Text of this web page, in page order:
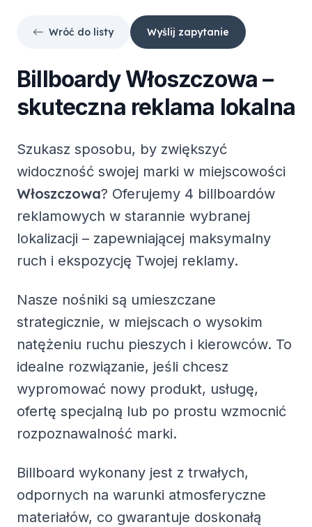
Wróć do listy Wyślij zapytanie
BillboardyWłoszczowa –
skuteczna reklama lokalna
Szukasz sposobu, by zwiększyć
widoczność swojej marki w miejscowości
Włoszczowa? Oferujemy 4 billboardów
reklamowych w starannie wybranej
lokalizacji – zapewniającej maksymalny
ruch i ekspozycję Twojej reklamy.
Nasze nośniki są umieszczane
strategicznie, w miejscach o wysokim
natężeniu ruchu pieszych i kierowców. To
idealne rozwiązanie, jeśli chcesz
wypromować nowy produkt, usługę,
ofertę specjalną lub po prostu wzmocnić
rozpoznawalność marki.
Billboard wykonany jest z trwałych,
odpornych na warunki atmosferyczne
materiałów, co gwarantuje doskonałą